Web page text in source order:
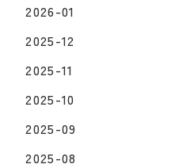
2026-01
2025-12
2025-11
2025-10
2025-09
2025-08